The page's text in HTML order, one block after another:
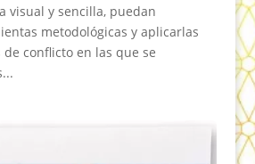
visual y sencilla, puedan
metodológicas y aplicarlas
conflicto en las que se